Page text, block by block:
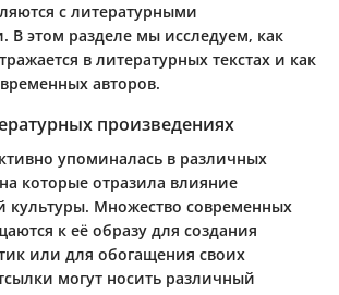
с литературными
В этом разделе мы исследуем, как
в литературных текстах и как
авторов.
произведениях
упоминалась в различных
которые отразила влияние
культуры. Множество современных
к её образу для создания
или для обогащения своих
могут носить различный